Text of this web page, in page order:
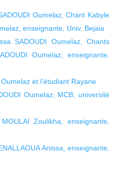
Oumelaz, Chant Kabyle
enseignante, Univ. Bejaia
SADOUDI Oumelaz, Chants
Oumelaz, enseignante,
et l’étudiant Rayane
Oumelaz, MCB, université
Zoulikha, enseignante,
Anissa, enseignante,